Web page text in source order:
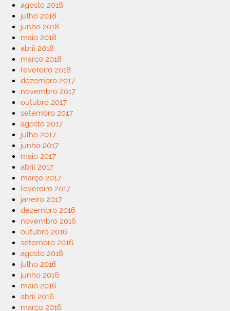
agosto 2018
julho 2018
junho 2018
maio 2018
abril 2018
março 2018
fevereiro 2018
dezembro 2017
novembro 2017
outubro 2017
setembro 2017
agosto 2017
julho 2017
junho 2017
maio 2017
abril 2017
março 2017
fevereiro 2017
janeiro 2017
dezembro 2016
novembro 2016
outubro 2016
setembro 2016
agosto 2016
julho 2016
junho 2016
maio 2016
abril 2016
março 2016